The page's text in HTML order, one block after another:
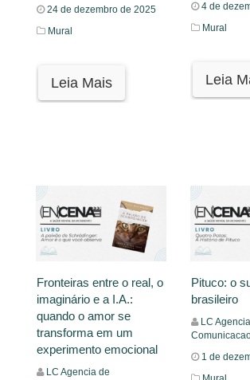
24 de dezembro de 2025
Mural
Leia Mais
4 de
Mural
Leia
Fronteiras entre o real, o
imaginário e a I.A.:
quando o amor se
transforma em um
experimento emocional
LC Agencia de
Pituco: o
brasileiro
LC
1 de